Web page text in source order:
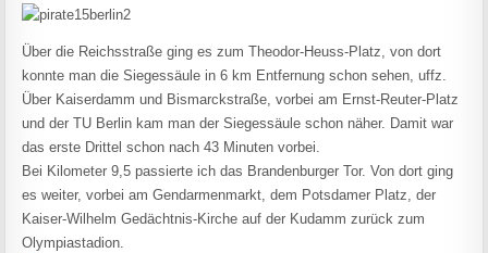
Über die Reichsstraße ging es zum Theodor-Heuss-Platz, von dort
konnte man die Siegessäule in 6 km Entfernung schon sehen, uffz.
Über Kaiserdamm und Bismarckstraße, vorbei am Ernst-Reuter-Platz
und der TU Berlin kam man der Siegessäule schon näher. Damit war
das erste Drittel schon nach 43 Minuten vorbei.
Bei Kilometer 9,5 passierte ich das Brandenburger Tor. Von dort ging
es weiter, vorbei am Gendarmenmarkt, dem Potsdamer Platz, der
Kaiser-Wilhelm Gedächtnis-Kirche auf der Kudamm zurück zum
Olympiastadion.